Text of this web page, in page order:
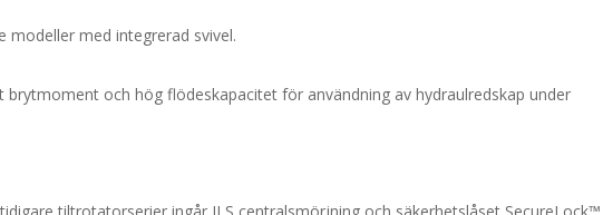
med integrerad svivel.
och hög flödeskapacitet för användning av hydraulredskap under